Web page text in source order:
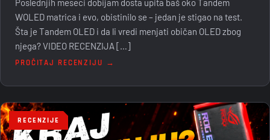
Poslednjih meseci dobijam dosta upita baš oko Tandem
WOLED matrica i evo, obistinilo se – jedan je stigao na test.
Šta je Tandem OLED i da li vredi menjati običan OLED zbog
njega? VIDEO RECENZIJA […]
PROČITAJ RECENZIJU →
RECENZIJE